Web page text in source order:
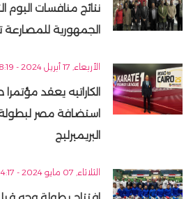
نتائج منافسات اليوم
الجمهورية للمصارعة تحت
الأربعاء, 17 أبريل 2024 - 08:19 م
الكاراتيه يعقد
استضافة مصر لبطولة
البريميرليج
الثلاثاء, 07 مايو 2024 - 04:17 م